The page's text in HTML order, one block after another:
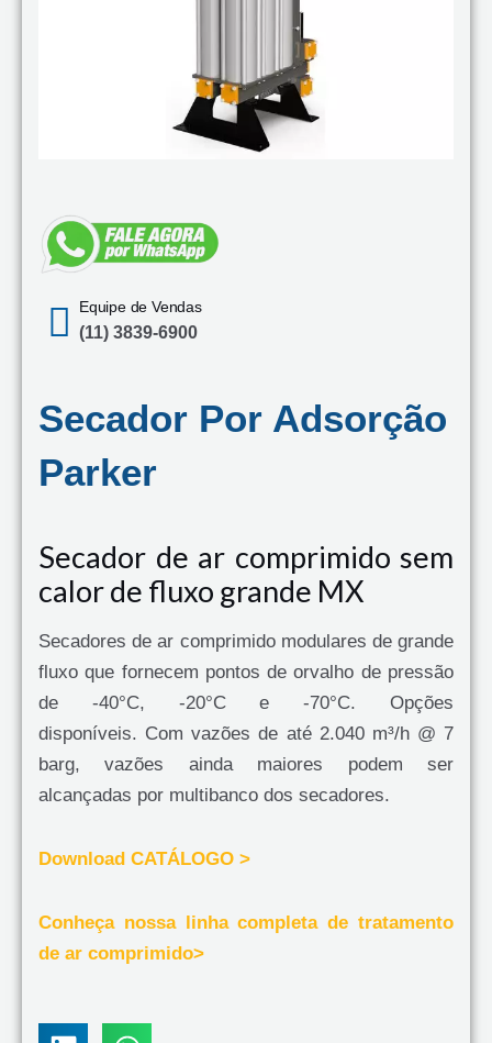
Equipe de Vendas
(11) 3839-6900
Secador Por Adsorção
Parker
Secador de ar comprimido sem
calor de fluxo grande MX
Secadores de ar comprimido modulares de grande
fluxo que fornecem pontos de orvalho de pressão
de -40°C, -20°C e -70°C. Opções
disponíveis. Com vazões de até 2.040 m³/h @ 7
barg, vazões ainda maiores podem ser
alcançadas por multibanco dos secadores.
Download CATÁLOGO >
Conheça nossa linha completa de tratamento
de ar comprimido>